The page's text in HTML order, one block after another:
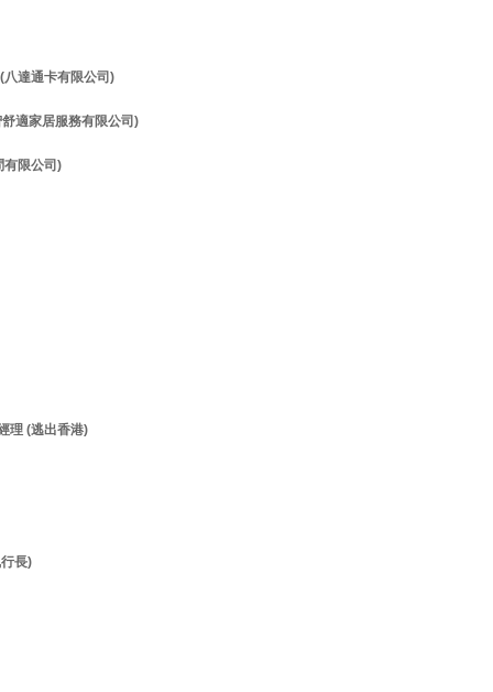
達通卡有限公司)
適家居服務有限公司)
有限公司)
理 (逃出香港)
長)